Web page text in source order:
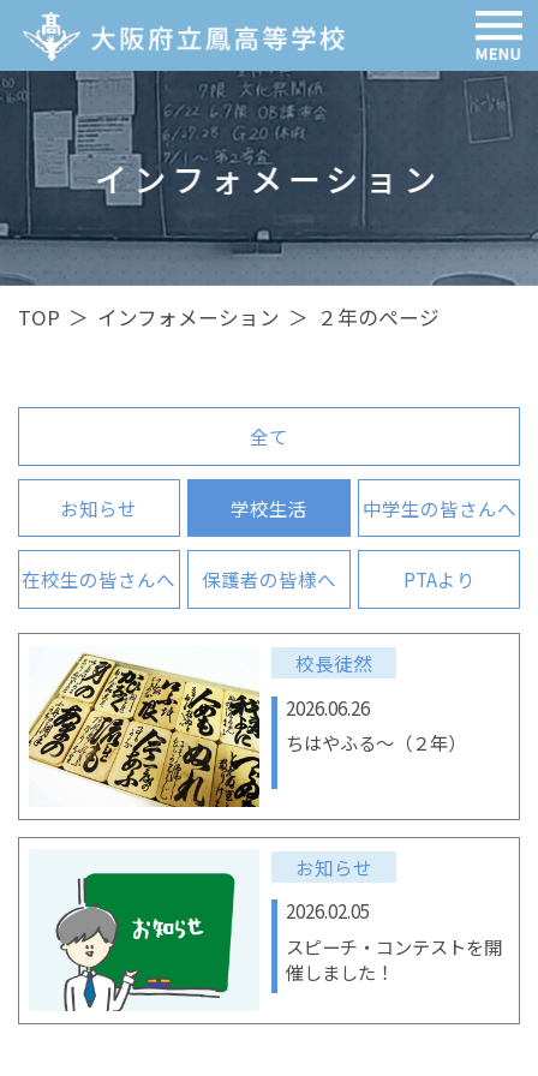
インフォメーション
TOP ＞ インフォメーション ＞ ２年のページ
全て
お知らせ 学校生活 中学生の皆さんへ
在校生の皆さんへ 保護者の皆様へ PTAより
校長徒然
2026.06.26
ちはやふる～（２年）
お知らせ
2026.02.05
スピーチ・コンテストを開
催しました！